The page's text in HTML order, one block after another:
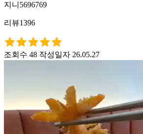
지니5696769
리뷰1396
조회수 48 작성일자 26.05.27